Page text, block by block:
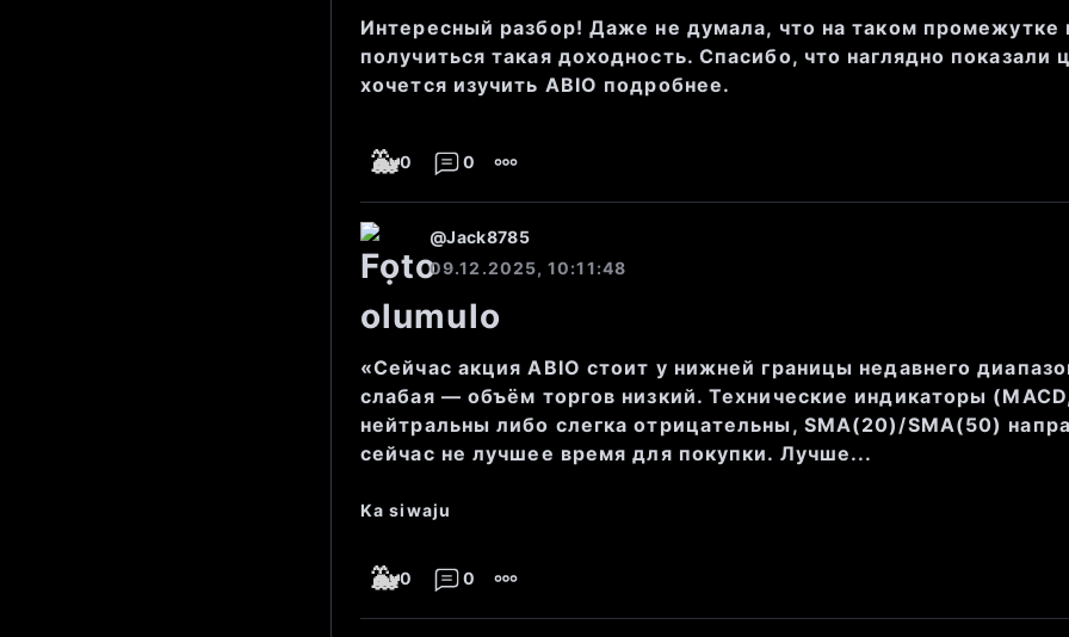
Капитализация: 6,021,954,315 RUB
P/E (коэффициент прибыли/цена)
потенциально высокую оценку по сравнению
Рост выручки за последний год
позитивным показателем для инвесторов.
Новости:
На данный момент отсутствуют значимые
Рынок здравоохранения и биофармацевтики
Интересный разбор! Даже не думала, что на таком промежутке
получиться такая доходность. Спасибо, что наглядно
хочется изучить ABIO подробнее.
🐳0 0
@Jack8785
09.12.2025, 10:11:48
«Сейчас акция ABIO стоит у нижней границы недавнего
слабая — объём торгов низкий. Технические индикаторы
нейтральны либо слегка отрицательны, SMA(20)/SMA(50)
сейчас не лучшее время для покупки. Лучше...
Ka siwaju
🐳0 0